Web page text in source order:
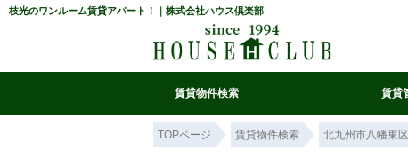
枝光のワンルーム賃貸アパート！｜株式会社ハウス倶楽部
賃貸物件検索
条件検索
お気に入り
閲覧履歴
マイ条件リスト
賃貸
TOPページ 賃貸物件検索 北九州市八幡東